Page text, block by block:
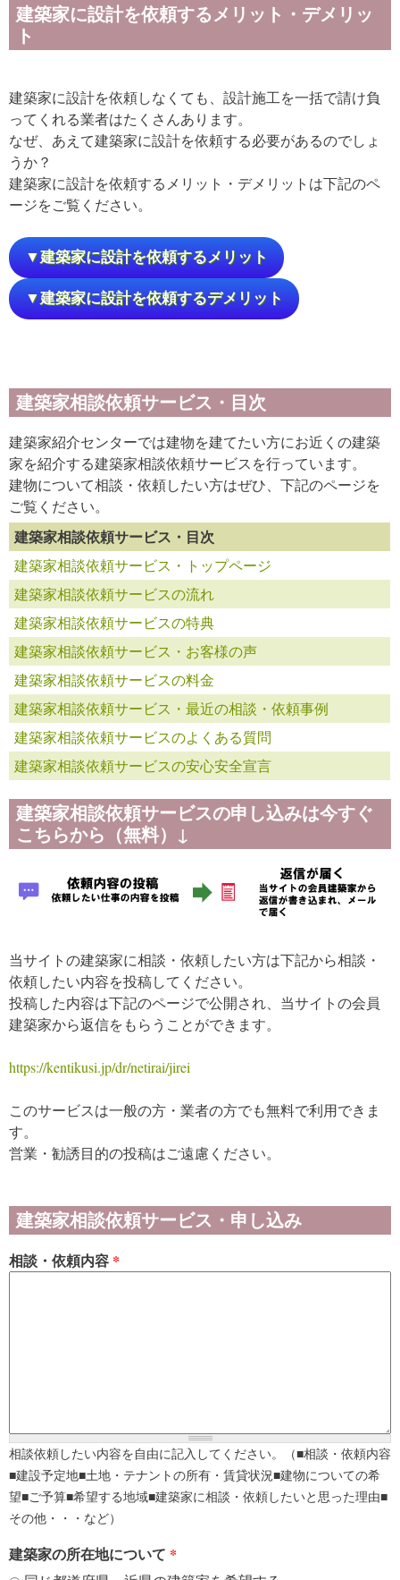
建築家に設計を依頼するメリット・デメリッ
ト
建築家に設計を依頼しなくても、設計施工を一括で請け負
ってくれる業者はたくさんあります。
なぜ、あえて建築家に設計を依頼する必要があるのでしょ
うか？
建築家に設計を依頼するメリット・デメリットは下記のペ
ージをご覧ください。
▼建築家に設計を依頼するメリット
▼建築家に設計を依頼するデメリット
建築家相談依頼サービス・目次
建築家紹介センターでは建物を建てたい方にお近くの建築
家を紹介する建築家相談依頼サービスを行っています。
建物について相談・依頼したい方はぜひ、下記のページを
ご覧ください。
建築家相談依頼サービス・目次
建築家相談依頼サービス・トップページ
建築家相談依頼サービスの流れ
建築家相談依頼サービスの特典
建築家相談依頼サービス・お客様の声
建築家相談依頼サービスの料金
建築家相談依頼サービス・最近の相談・依頼事例
建築家相談依頼サービスのよくある質問
建築家相談依頼サービスの安心安全宣言
建築家相談依頼サービスの申し込みは今すぐ
こちらから（無料）↓
当サイトの建築家に相談・依頼したい方は下記から相談・
依頼したい内容を投稿してください。
投稿した内容は下記のページで公開され、当サイトの会員
建築家から返信をもらうことができます。
https://kentikusi.jp/dr/netirai/jirei
このサービスは一般の方・業者の方でも無料で利用できま
す。
営業・勧誘目的の投稿はご遠慮ください。
建築家相談依頼サービス・申し込み
相談・依頼内容 *
相談依頼したい内容を自由に記入してください。（■相談・依頼内容
■建設予定地■土地・テナントの所有・賃貸状況■建物についての希
望■ご予算■希望する地域■建築家に相談・依頼したいと思った理由■
その他・・・など）
建築家の所在地について *